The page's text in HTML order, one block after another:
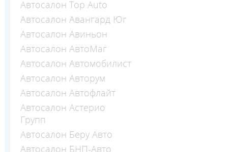
Автосалон Top Auto
Автосалон Авангард Юг
Автосалон Авиньон
Автосалон АвтоМаг
Автосалон Автомобилист
Автосалон Авторум
Автосалон Автофлайт
Автосалон Астерио
Групп
Автосалон Беру Авто
Автосалон БНП-Авто